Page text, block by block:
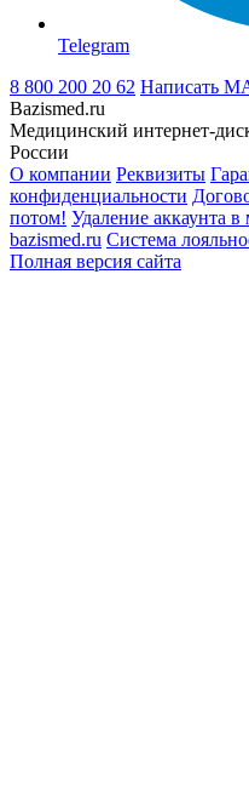
Telegram
8 800 200 20 62 Написать
Bazismed.ru
Медицинский интернет-
России
О компании Реквизиты
конфиденциальности
потом! Удаление аккаунта
bazismed.ru Система
Полная версия сайта